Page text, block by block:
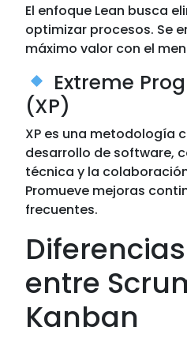
El enfoque Lean busca
optimizar procesos. Se
máximo valor con el
Extreme
(XP)
XP es una metodología
desarrollo de software,
técnica y la
Promueve mejoras
frecuentes.
entre
Kanban